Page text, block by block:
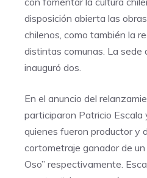
disposición abierta las
chilenos, como también la
distintas comunas. La sede
inauguró dos.
En el anuncio del
participaron Patricio Escala
quienes fueron productor y
cortometraje ganador de un
Oso” respectivamente.